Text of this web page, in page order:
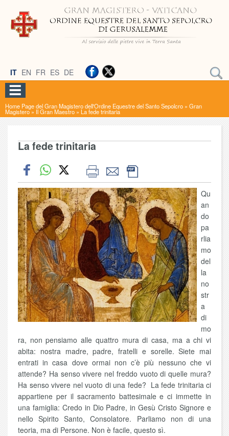
IT EN FR ES DE
Home Page del Gran Magistero dell'Ordine Equestre del Santo Sepolcro » Gran
Magistero» Il Gran Maestro » La fede trinitaria
La fede trinitaria
Qu
an
do
pa
rlia
mo
del
la
no
str
a
di
mo
ra, non pensiamo alle quattro mura di casa, ma a chi vi
abita: nostra madre, padre, fratelli e sorelle. Siete mai
entrati in casa dove ormai non c’è più nessuno che vi
attende? Ha senso vivere nel freddo vuoto di quelle mura?
Ha senso vivere nel vuoto di una fede? La fede trinitaria ci
appartiene per il sacramento battesimale e ci immette in
una famiglia: Credo in Dio Padre, in Gesù Cristo Signore e
nello Spirito Santo, Consolatore. Parliamo non di una
teoria, ma di Persone. Non è facile, questo sì.